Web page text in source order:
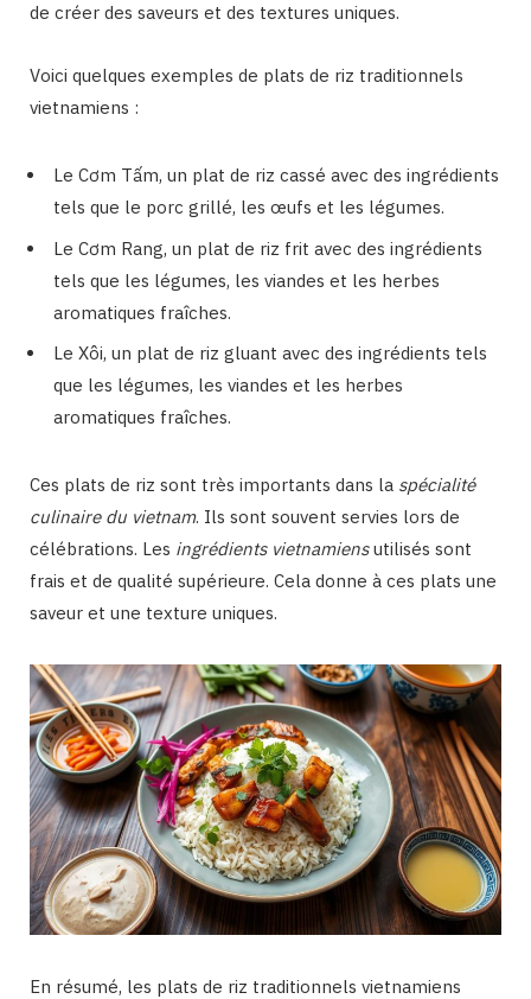
de créer des saveurs et des textures uniques.
Voici quelques exemples de plats de riz traditionnels
vietnamiens :
Le Cơm Tấm, un plat de riz cassé avec des ingrédients
tels que le porc grillé, les œufs et les légumes.
Le Cơm Rang, un plat de riz frit avec des ingrédients
tels que les légumes, les viandes et les herbes
aromatiques fraîches.
Le Xôi, un plat de riz gluant avec des ingrédients tels
que les légumes, les viandes et les herbes
aromatiques fraîches.
Ces plats de riz sont très importants dans la spécialité
culinaire du vietnam. Ils sont souvent servies lors de
célébrations. Les ingrédients vietnamiensutilisés sont
frais et de qualité supérieure. Cela donne à ces plats une
saveur et une texture uniques.
En résumé, les plats de riz traditionnels vietnamiens